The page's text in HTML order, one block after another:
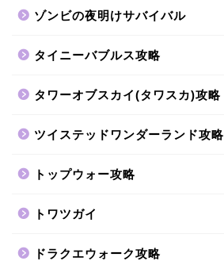
ゾンビの夜明けサバイバル
タイニーバブルス攻略
タワーオブスカイ(タワスカ)攻略
ツイステッドワンダーランド攻略
トップウォー攻略
トワツガイ
ドラクエウォーク攻略